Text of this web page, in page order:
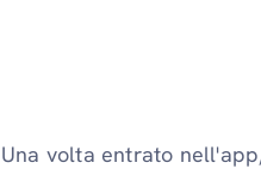
Una volta entrato